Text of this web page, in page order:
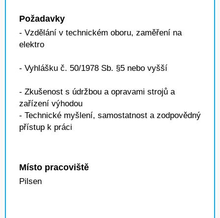
Požadavky
- Vzdělání v technickém oboru, zaměření na
elektro
- Vyhlášku č. 50/1978 Sb. §5 nebo vyšší
- Zkušenost s údržbou a opravami strojů a
zařízení výhodou
- Technické myšlení, samostatnost a zodpovědný
přístup k práci
Místo pracoviště
Pilsen